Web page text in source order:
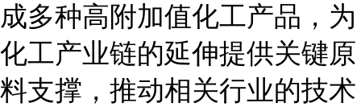
成多种高附加值化工产品，为
化工产业链的延伸提供关键原
料支撑，推动相关行业的技术